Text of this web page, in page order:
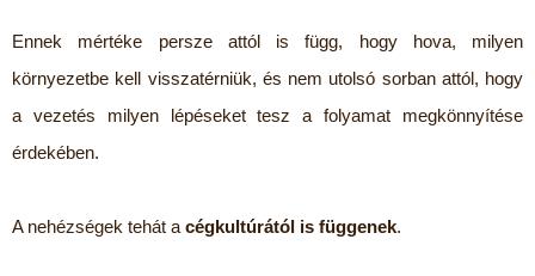
Ennek mértéke persze attól is függ, hogy hova, milyen
környezetbe kell visszatérniük, és nem utolsó sorban attól, hogy
a vezetés milyen lépéseket tesz a folyamat megkönnyítése
érdekében.
A nehézségek tehát a cégkultúrától is függenek.